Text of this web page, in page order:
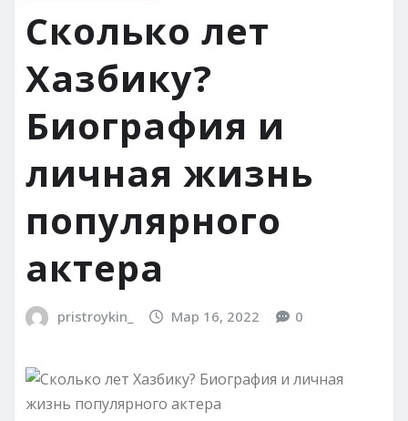
Сколько лет
Хазбику?
Биография и
личная жизнь
популярного
актера
pristroykin_ Мар 16, 2022 0